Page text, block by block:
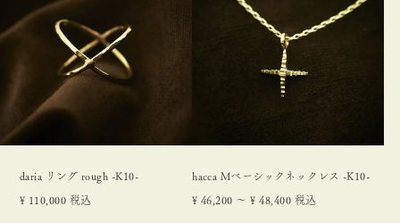
daria リング rough -K10-
¥ 110,000 税込
hacca Mベーシックネックレス -K10-
¥ 46,200 〜 ¥ 48,400 税込